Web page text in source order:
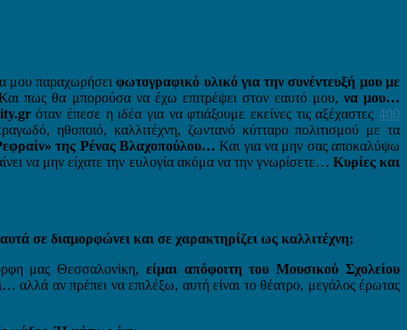
μου παραχωρήσειφωτογραφικό υλικό για την συνέντευξή μου με
πως θα μπορούσα να έχω επιτρέψει στον εαυτό μου, να μου…
όταν έπεσε η ιδέα για να φτιάξουμε εκείνες τις αξέχαστες400
ηθοποιό, καλλιτέχνη, ζωντανό κύτταρο πολιτισμού με τα
της Ρένας Βλαχοπούλου… Και για να μην σας αποκαλύψω
να μην είχατε την ευλογία ακόμα να την γνωρίσετε… Κυρίες και
σε διαμορφώνει και σε χαρακτηρίζει ως καλλιτέχνη;
μας Θεσσαλονίκη, είμαι απόφοιτη του Μουσικού Σχολείου
αλλά αν πρέπει να επιλέξω, αυτή είναι το θέατρο, μεγάλος έρωτας